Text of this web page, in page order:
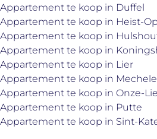
Appartement te koop in Duffel
Appartement te koop in Heist-
Appartement te koop in
Appartement te koop in
Appartement te koop in Lier
Appartement te koop in
Appartement te koop in Onze-
Appartement te koop in Putte
Appartement te koop in Sint-